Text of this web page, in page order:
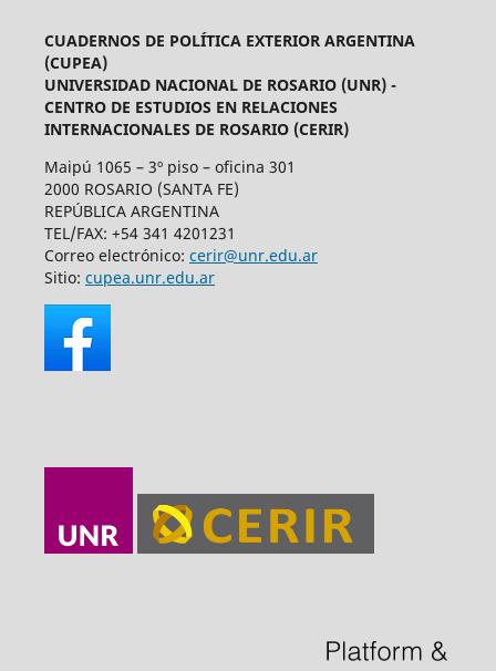
CUADERNOS DE POLÍTICA EXTERIOR ARGENTINA
(CUPEA)
UNIVERSIDAD NACIONAL DE ROSARIO (UNR) -
CENTRO DE ESTUDIOS EN RELACIONES
INTERNACIONALES DE ROSARIO (CERIR)
Maipú 1065 – 3º piso – oficina 301
2000 ROSARIO (SANTA FE)
REPÚBLICA ARGENTINA
TEL/FAX: +54 341 4201231
Correo electrónico: cerir@unr.edu.ar
Sitio: cupea.unr.edu.ar